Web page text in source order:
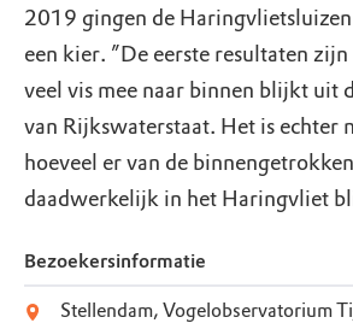
2019 gingen de
een kier. ”De eerste resultaten
veel vis mee naar binnen blijkt uit
van Rijkswaterstaat. Het is echter
hoeveel er van de
daadwerkelijk in het Haringvliet
Bezoekersinformatie
Stellendam, Vogelobservatorium